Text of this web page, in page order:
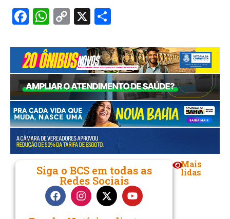
Facebook
WhatsApp
Copy
X
Siga o BCS em todas as
Redes Sociais
Mais
lidas